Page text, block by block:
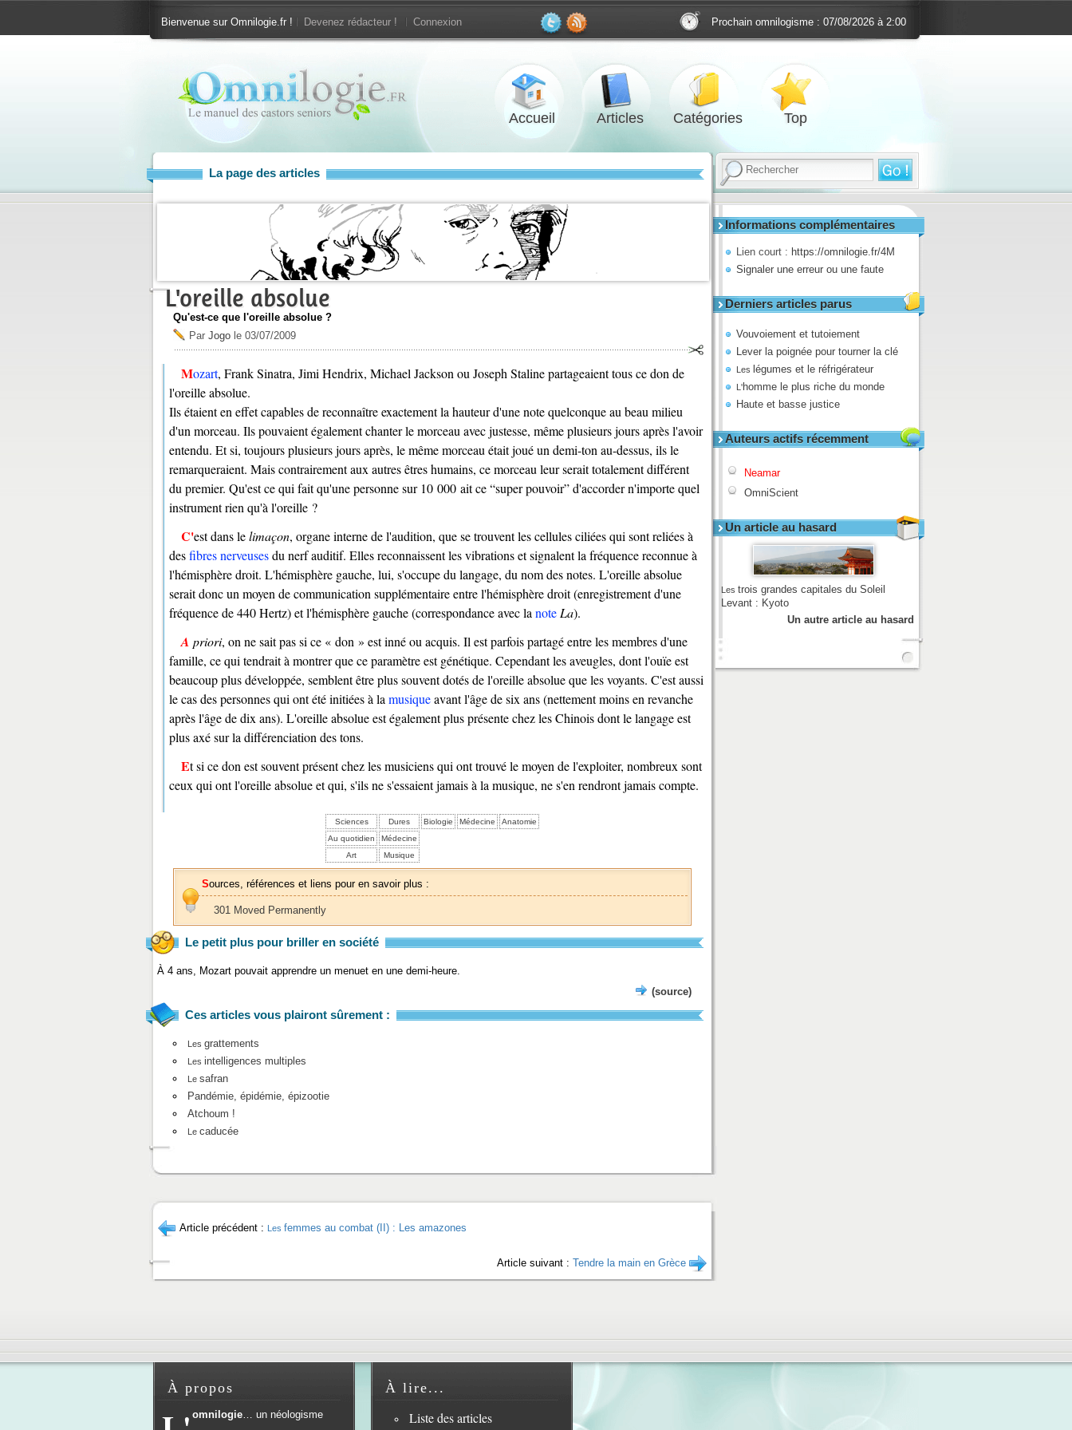
Bienvenue sur Omnilogie.fr ! Devenez rédacteur ! Connexion Prochain omnilogisme : 07/08/2026 à 2:00
Accueil Articles Catégories Top
Informations complémentaires
Lien court : https://omnilogie.fr/4M
Signaler une erreur ou une faute
Derniers articles parus
Vouvoiement et tutoiement
Lever la poignée pour tourner la clé
Les légumes et le réfrigérateur
L'homme le plus riche du monde
Haute et basse justice
Auteurs actifs récemment
Neamar
OmniScient
Un article au hasard
Les trois grandes capitales du Soleil
Levant : Kyoto
Un autre article au hasard
La page des articles
L'oreille absolue
Qu'est-ce que l'oreille absolue ?
Par Jogo le 03/07/2009
Mozart, Frank Sinatra, Jimi Hendrix, Michael Jackson ou Joseph Staline partageaient tous ce don de
l'oreille absolue.
Ils étaient en effet capables de reconnaître exactement la hauteur d'une note quelconque au beau milieu
d'un morceau. Ils pouvaient également chanter le morceau avec justesse, même plusieurs jours après l'avoir
entendu. Et si, toujours plusieurs jours après, le même morceau était joué un demi-ton au-dessus, ils le
remarqueraient. Mais contrairement aux autres êtres humains, ce morceau leur serait totalement différent
du premier. Qu'est ce qui fait qu'une personne sur 10 000 ait ce “super pouvoir” d'accorder n'importe quel
instrument rien qu'à l'oreille ?
C'est dans lelimaçon, organe interne de l'audition, que se trouvent les cellules ciliées qui sont reliées à
desfibres nerveusesdu nerf auditif. Elles reconnaissent les vibrations et signalent la fréquence reconnue à
l'hémisphère droit. L'hémisphère gauche, lui, s'occupe du langage, du nom des notes. L'oreille absolue
serait donc un moyen de communication supplémentaire entre l'hémisphère droit (enregistrement d'une
fréquence de 440 Hertz) et l'hémisphère gauche (correspondance avec la note La).
A priori, on ne sait pas si ce « don » est inné ou acquis. Il est parfois partagé entre les membres d'une
famille, ce qui tendrait à montrer que ce paramètre est génétique. Cependant les aveugles, dont l'ouïe est
beaucoup plus développée, semblent être plus souvent dotés de l'oreille absolue que les voyants. C'est aussi
le cas des personnes qui ont été initiées à la musiqueavant l'âge de six ans (nettement moins en revanche
après l'âge de dix ans). L'oreille absolue est également plus présente chez les Chinois dont le langage est
plus axé sur la différenciation des tons.
Et si ce don est souvent présent chez les musiciens qui ont trouvé le moyen de l'exploiter, nombreux sont
ceux qui ont l'oreille absolue et qui, s'ils ne s'essaient jamais à la musique, ne s'en rendront jamais compte.
Sciences Dures Biologie Médecine
Anatomie
Au quotidien
Médecine
Art
Musique
Sources, références et liens pour en savoir plus :
301 Moved Permanently
Le petit plus pour briller en société
À 4 ans, Mozart pouvait apprendre un menuet en une demi-heure.
(source)
Ces articles vous plairont sûrement :
Les grattements
Les intelligences multiples
Le safran
Pandémie, épidémie, épizootie
Atchoum !
Le caducée
Article précédent : Les femmes au combat (II) : Les amazones
Article suivant : Tendre la main en Grèce
À propos
omnilogie… un néologisme
À lire...
Liste des articles